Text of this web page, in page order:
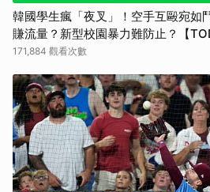
韓國學生瘋「夜叉」！空手互毆宛如
賺流量？新型校園暴力難防止？【
171,884 觀看次數